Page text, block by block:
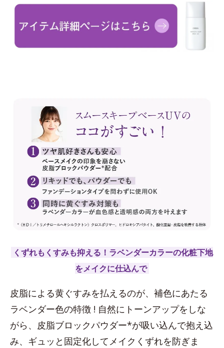
くずれもくすみも抑える！ラベンダーカラーの化粧下地
をメイクに仕込んで
皮脂による黄ぐすみを払えるのが、補色にあたる
ラベンダー色の特徴 ! 自然にトーンアップをしな
がら、皮脂ブロックパウダー*が吸い込んで抱え込
み、ギュッと固定化してメイクくずれを防ぎま